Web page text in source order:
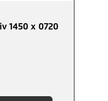
1450 x 0720